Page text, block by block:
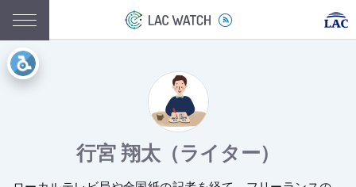
行宮 翔太（ライター）